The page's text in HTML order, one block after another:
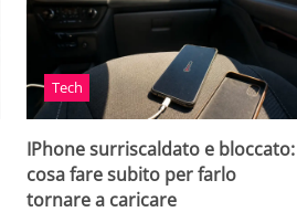
Tech
IPhone surriscaldato e bloccato:
cosa fare subito per farlo
tornare a caricare